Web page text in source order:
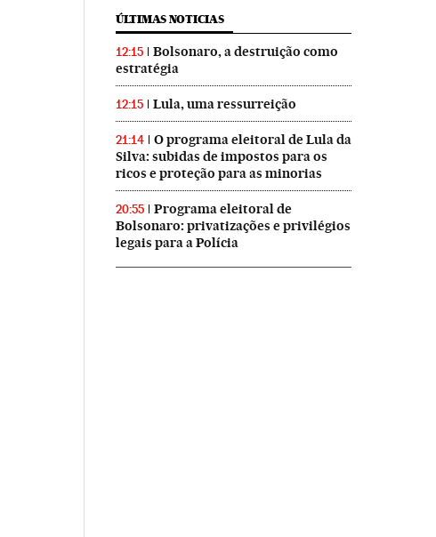
ÚLTIMAS NOTICIAS
12:15
Bolsonaro, a destruição como
estratégia
12:15 Lula, uma ressurreição
21:14
O programa eleitoral de Lula da
Silva: subidas de impostos para os
ricos e proteção para as minorias
20:55
Programa eleitoral de
Bolsonaro: privatizações e privilégios
legais para a Polícia